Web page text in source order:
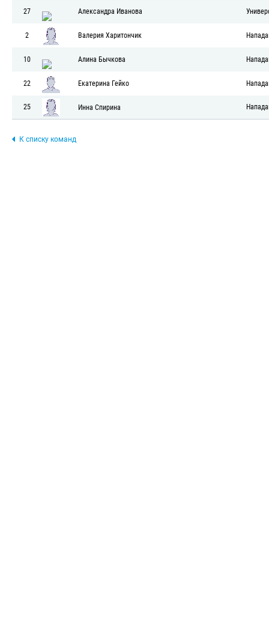
27 Александра Иванова
2 Валерия Харитончик
10 Алина Бычкова
22 Екатерина Гейко
25 Инна Спирина
К списку команд